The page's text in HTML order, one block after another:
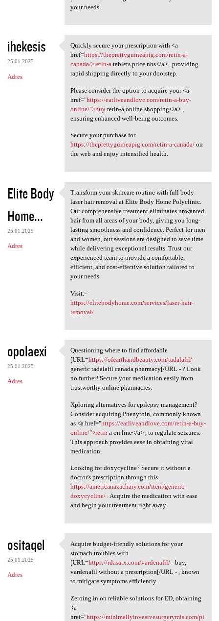
your needs.
ihekesis
25.01.2025
Adres
Quickly secure your
Quickly secure your prescription with <a
href=https://theprettyguineapig.com/retin-a-
canada/>retin-atablets price nhs</a> , providing
rapid shipping directly to your doorstep.
Please consider the option to acquire your <a
href="https://eatliveandlove.com/retin-a-buy-
online/">buyretin-a online shopping</a> ,
ensuring enhanced well-being outcomes.
Secure your purchase for
https://theprettyguineapig.com/retin-a-canada/on
the web and enjoy intensified health.
Elite Body
Home...
25.01.2025
Adres
Transform your skincare
Transform your skincare routine with full body
laser hair removal at Elite Body Home Polyclinic.
Our comprehensive treatment eliminates unwanted
hair from all areas of your body, giving you long-
lasting smoothness and confidence. Perfect for men
and women, our sessions are designed to save time
while delivering exceptional results. Trust our
experienced team to provide a comfortable,
efficient, and cost-effective solution tailored to
your needs.
Visit:-
https://elitebodyhome.com/services/laser-hair-
removal/
opolaexi
25.01.2025
Adres
Questioning where to find
Questioning where to find affordable
[URL=https://ofearthandbeauty.com/tadalafil/-
generic tadalafil canada pharmacy[/URL - ? Look
no further! Secure your medication easily from
trustworthy online pharmacies.
Xploring alternatives for epilepsy management?
Consider acquiring Phenytoin, commonly known
as <a href="https://eatliveandlove.com/retin-a-buy-
online/">retin a on line</a> , to regulate seizures.
This approach provides ease in obtaining vital
medication.
Looking for doxycycline? Secure it without a
doctor's prescription through this
https://americanazachary.com/item/generic-
doxycycline/. Acquire the medication with ease
and begin your treatment right away.
ositaqel
25.01.2025
Adres
Acquire budget-friendly
Acquire budget-friendly solutions for your
stomach troubles with
[URL=https://rdasatx.com/vardenafil/- buy,
vardenafil without a prescription[/URL - , known
to mitigate symptoms efficiently.
Zeroing in on reliable solutions for ED, obtaining
<a
href="https://minimallyinvasivesurgerymis.com/pi